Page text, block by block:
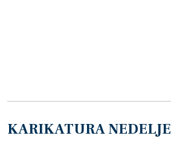
KARIKATURA NEDELJE